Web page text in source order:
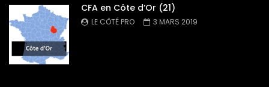
CFA en Côte d’Or (21)
LE CÔTÉ PRO 3 MARS 2019